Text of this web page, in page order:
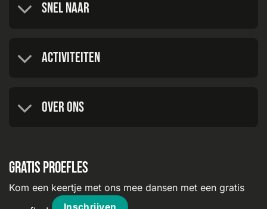
Snel naar
Activiteiten
Over ons
Gratis proefles
Kom een keertje met ons mee dansen met een gratis